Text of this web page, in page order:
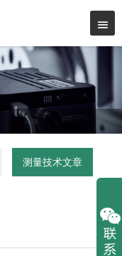
测量技术文章